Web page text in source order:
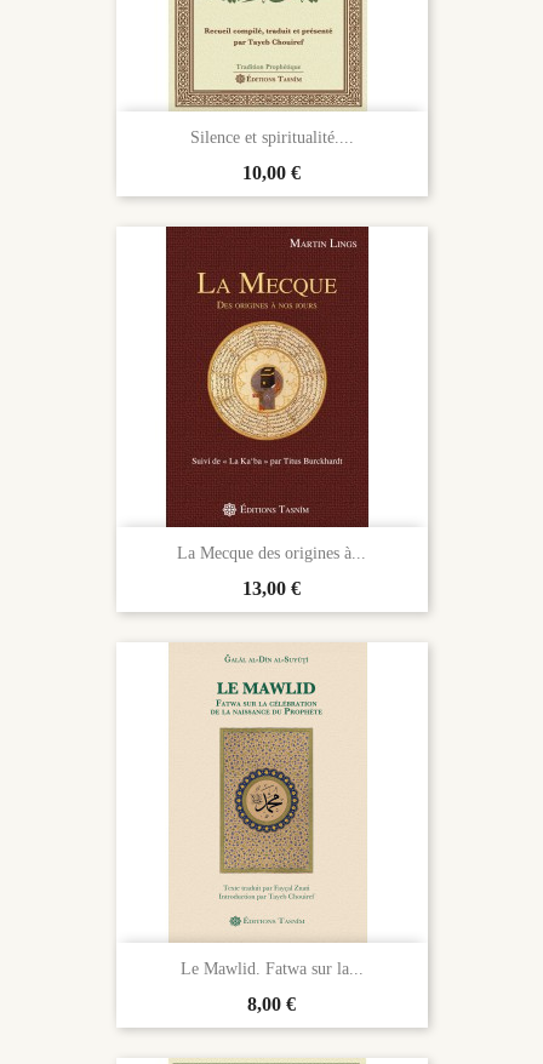
Silence et spiritualité....
Prix
10,00 €
La Mecque des origines à...
Prix
13,00 €
Le Mawlid. Fatwa sur la...
Prix
8,00 €